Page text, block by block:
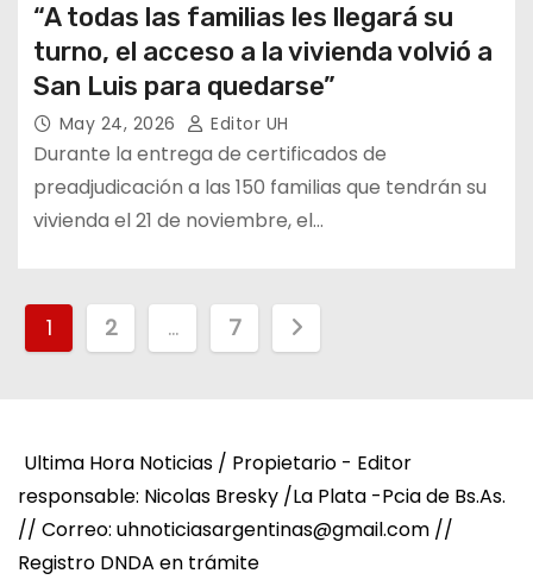
“A todas las familias les llegará su
turno, el acceso a la vivienda volvió a
San Luis para quedarse”
May 24, 2026 Editor UH
Durante la entrega de certificados de
preadjudicación a las 150 familias que tendrán su
vivienda el 21 de noviembre, el…
i
n
1 2 … 7
Ultima Hora Noticias / Propietario - Editor
responsable: Nicolas Bresky /La Plata -Pcia de Bs.As.
// Correo: uhnoticiasargentinas@gmail.com //
Registro DNDA en trámite